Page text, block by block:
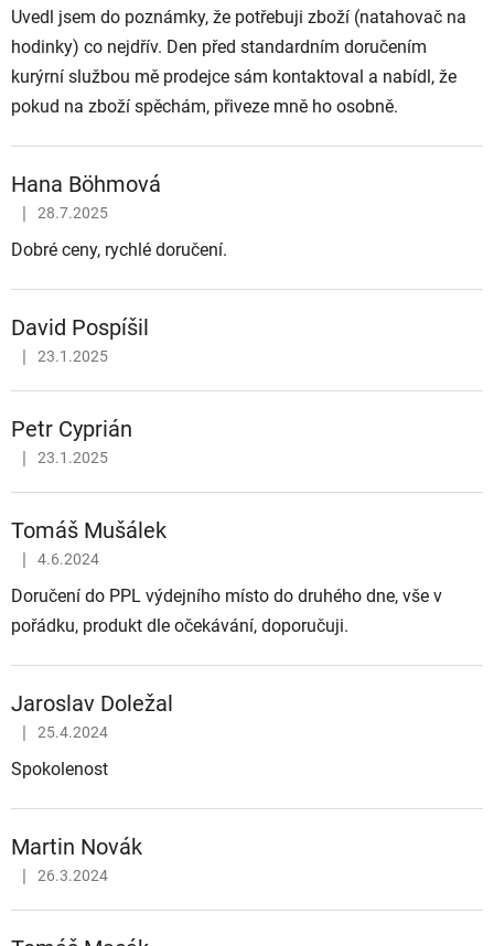
Uvedl jsem do poznámky, že potřebuji zboží (natahovač na
hodinky) co nejdřív. Den před standardním doručením
kurýrní službou mě prodejce sám kontaktoval a nabídl, že
pokud na zboží spěchám, přiveze mně ho osobně.
Hana Böhmová
Hodnocení obchodu je 5 z 5 hvězdiček.
28.7.2025
Dobré ceny, rychlé doručení.
David Pospíšil
Hodnocení obchodu je 5 z 5 hvězdiček.
23.1.2025
Petr Cyprián
Hodnocení obchodu je 5 z 5 hvězdiček.
23.1.2025
Tomáš Mušálek
Hodnocení obchodu je 5 z 5 hvězdiček.
4.6.2024
Doručení do PPL výdejního místo do druhého dne, vše v
pořádku, produkt dle očekávání, doporučuji.
Jaroslav Doležal
Hodnocení obchodu je 5 z 5 hvězdiček.
25.4.2024
Spokolenost
Martin Novák
Hodnocení obchodu je 5 z 5 hvězdiček.
26.3.2024